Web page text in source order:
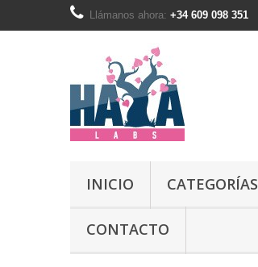
Llámanos ahora: +34 609 098 351
INICIO CATEGORÍAS
CONTACTO